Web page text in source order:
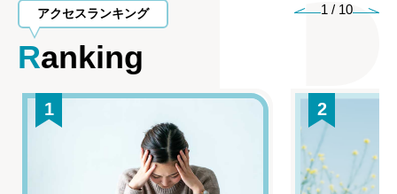
アクセスランキング
Ranking
1 / 10
1 2